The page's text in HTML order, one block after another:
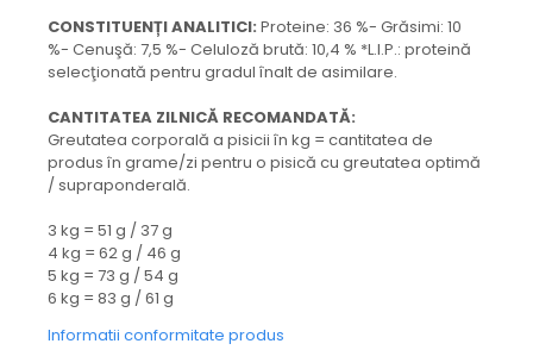
CONSTITUENȚI ANALITICI: Proteine: 36 %- Grăsimi: 10
%- Cenuşă: 7,5 %- Celuloză brută: 10,4 % *L.I.P.: proteină
selecţionată pentru gradul înalt de asimilare.
CANTITATEA ZILNICĂ RECOMANDATĂ:
Greutatea corporală a pisicii în kg = cantitatea de
produs în grame/zi pentru o pisică cu greutatea optimă
/ supraponderală.
3 kg = 51 g / 37 g
4 kg = 62 g / 46 g
5 kg = 73 g / 54 g
6 kg = 83 g / 61 g
Informatii conformitate produs